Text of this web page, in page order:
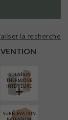
la recherche
ISOLATION
THERMIQUE
INTÉRIEURE
SURÉLÉVATION